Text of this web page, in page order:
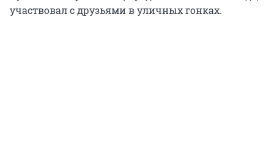
участвовал с друзьями в уличных гонках.